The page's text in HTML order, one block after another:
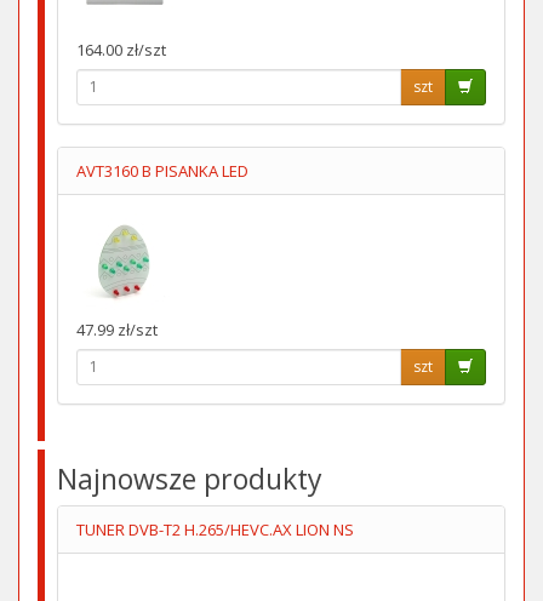
164.00 zł/szt
szt
AVT3160 B PISANKA LED
47.99 zł/szt
szt
Najnowsze produkty
TUNER DVB-T2 H.265/HEVC.AX LION NS